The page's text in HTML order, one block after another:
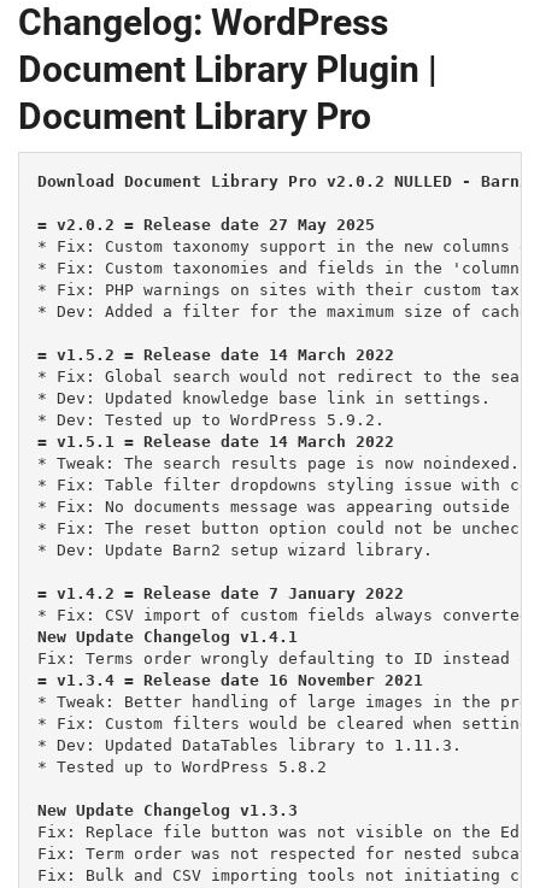
Changelog: WordPress
Document Library Plugin |
Document Library Pro
Download Document Library Pro v2.0.2 NULLED -
= v2.0.2 = Release date 27 May 2025
* Fix: Custom taxonomy support in the new columns
* Fix: Custom taxonomies and fields in the
* Fix: PHP warnings on sites with their custom
* Dev: Added a filter for the maximum size of
* Fix: Global search would not redirect to the
* Dev: Updated knowledge base link in settings.
* Tweak: The search results page is now noindexed.
* Fix: Table filter dropdowns styling issue with
* Fix: No documents message was appearing outside
* Fix: The reset button option could not be
* Tweak: Better handling of large images in the
* Fix: Custom filters would be cleared when
* Dev: Updated DataTables library to 1.11.3.
* Tested up to WordPress 5.8.2
Fix: Replace file button was not visible on the Edit
Fix: Term order was not respected for nested
Fix: Bulk and CSV importing tools not initiating